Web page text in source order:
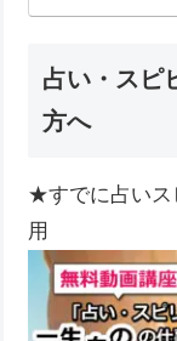
占い・スピ
方へ
★すでに占いス
用